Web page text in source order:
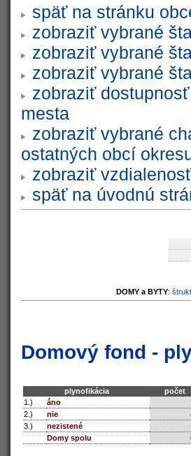
späť na stránku
zobraziť vybrané
zobraziť vybrané
zobraziť vybrané
zobraziť
mesta
zobraziť vybrané
ostatných obcí
zobraziť
späť na úvodnú
DOMY a BYTY:
Domový fond -
plynofikácia počet
1.)
áno
2.)
nie
3.)
nezistené
Domy spolu